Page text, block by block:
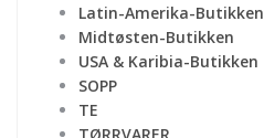
Latin-Amerika-Butikken
Midtøsten-Butikken
USA & Karibia-Butikken
SOPP
TE